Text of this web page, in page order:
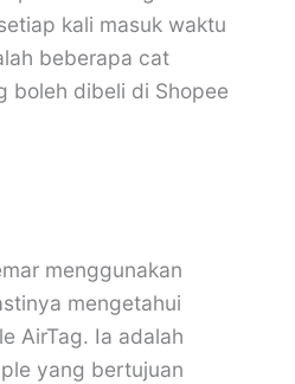
kali masuk waktu
beberapa cat
boleh dibeli di Shopee
menggunakan
mengetahui
AirTag. Ia adalah
yang bertujuan